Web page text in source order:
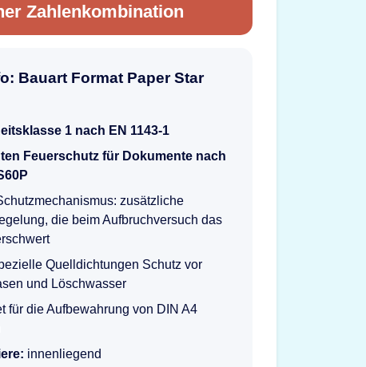
Zahlenkombination
Bauart Format Paper Star
1 nach EN 1143-1
Feuerschutz für Dokumente nach
zusätzliche
die beim Aufbruchversuch das
Quelldichtungen Schutz vor
und Löschwasser
für die Aufbewahrung von DIN A4
innenliegend